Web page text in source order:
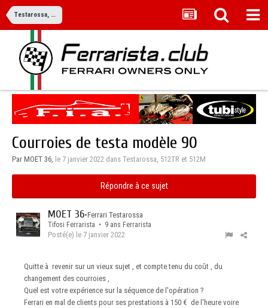
Testarossa, 512TR et 512M
Courroies de testa modèle 90
Par MOET 36, le 7 janvier 2022 dans Testarossa, 512TR et 512M
Répondre à ce sujet
MOET 36•Ferrari Testarossa
Tifosi Ferrarista • 9 ans Ferrarista
Posté(e) le 7 janvier 2022
Quitte à revenir sur un vieux sujet , et compte tenu du coût , du
changement des courroies ,
Quel est votre expérience sur la séquence de l'opération ?
Ferrari en mal de clients pour ses prestations à 150 € de l'heure voire